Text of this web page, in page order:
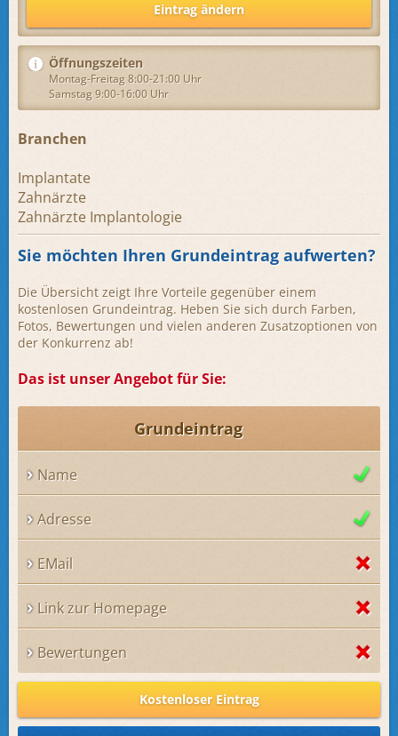
Eintrag ändern
Öffnungszeiten
Montag-Freitag 8:00-21:00 Uhr
Samstag 9:00-16:00 Uhr
Branchen
Implantate
Zahnärzte
Zahnärzte Implantologie
Sie möchten Ihren Grundeintrag aufwerten?
Die Übersicht zeigt Ihre Vorteile gegenüber einem
kostenlosen Grundeintrag. Heben Sie sich durch Farben,
Fotos, Bewertungen und vielen anderen Zusatzoptionen von
der Konkurrenz ab!
Das ist unser Angebot für Sie:
Grundeintrag
Name
Adresse
EMail
Link zur Homepage
Bewertungen
Kostenloser Eintrag